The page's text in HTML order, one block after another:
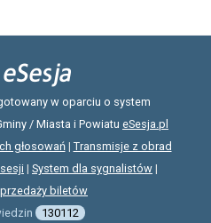
w oparciu o system
/ Miasta i Powiatu eSesja.pl
głosowań| Transmisje z obrad
| System dla sygnalistów |
biletów
130112